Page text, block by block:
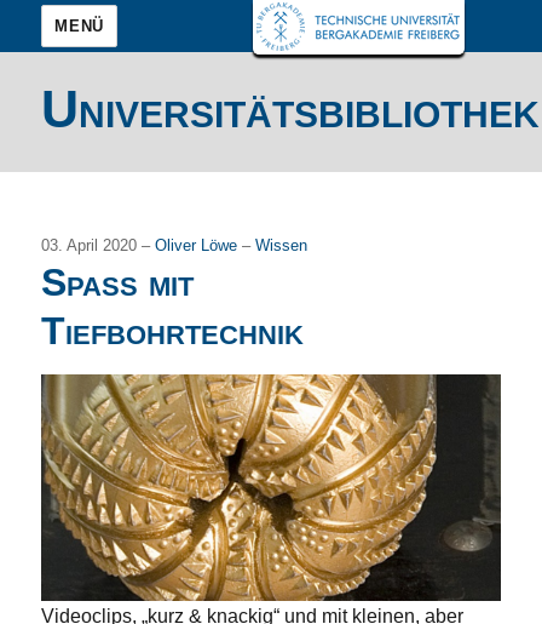
MENÜ
Universitätsbibliothek
03. April 2020 –Oliver Löwe–Wissen
Spaß mit
Tiefbohrtechnik
Videoclips, „kurz & knackig“ und mit kleinen, aber